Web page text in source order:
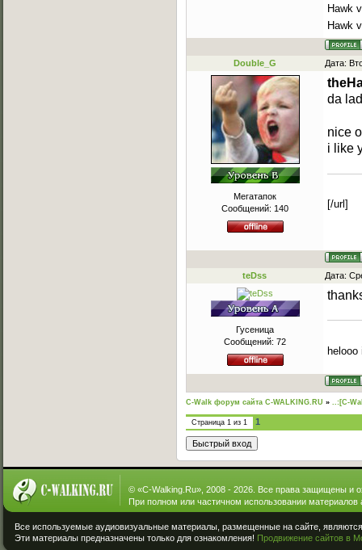
Hawk
Hawk
Double_G Дата:
Мегатапок
Сообщений: 140
da
nice
i like
[/url]
teDss Дата:
Гусеница
Сообщений: 72
helooo
C-Walk форум сайта C-WALKING.RU » ..:[C-
Страница 1 из 1 1
© «C-Walking.Ru», 2008 - 2026. Все права защищены и
При полном или частичном использовании материалов
Все используемые аудиовизуальные материалы, размещенные на сайте,
Эти материалы предназначены только для ознакомления! Продвижение сайтов в